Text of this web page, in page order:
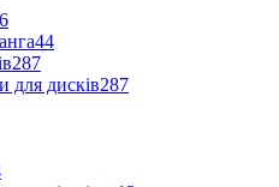
44
287
для дисків287